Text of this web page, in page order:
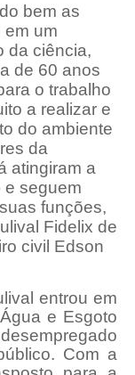
bem as
em um
da ciência,
de 60 anos
o trabalho
a realizar e
do ambiente
da
atingiram a
e seguem
funções,
Fidelix de
civil Edson
entrou em
e Esgoto
Com a